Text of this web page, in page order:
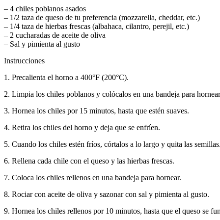
– 4 chiles poblanos asados
– 1/2 taza de queso de tu preferencia (mozzarella, cheddar, etc.)
– 1/4 taza de hierbas frescas (albahaca, cilantro, perejil, etc.)
– 2 cucharadas de aceite de oliva
– Sal y pimienta al gusto
Instrucciones
1. Precalienta el horno a 400°F (200°C).
2. Limpia los chiles poblanos y colócalos en una bandeja para
3. Hornea los chiles por 15 minutos, hasta que estén suaves.
4. Retira los chiles del horno y deja que se enfríen.
5. Cuando los chiles estén fríos, córtalos a lo largo y quita las semillas.
6. Rellena cada chile con el queso y las hierbas frescas.
7. Coloca los chiles rellenos en una bandeja para hornear.
8. Rociar con aceite de oliva y sazonar con sal y pimienta al gusto.
9. Hornea los chiles rellenos por 10 minutos, hasta que el queso se